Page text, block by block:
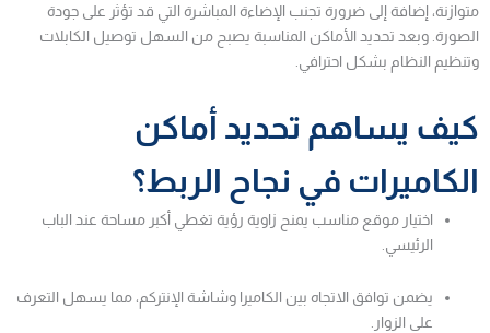
متوازنة، إضافة إلى ضرورة تجنب الإضاءة المباشرة التي قد تؤثر على جودة
الصورة. وبعد تحديد الأماكن المناسبة يصبح من السهل توصيل الكابلات
وتنظيم النظام بشكل احترافي.
كيف يساهم تحديد أماكن
الكاميرات في نجاح الربط؟
اختيار موقع مناسب يمنح زاوية رؤية تغطي أكبر مساحة عند الباب
الرئيسي.
يضمن توافق الاتجاه بين الكاميرا وشاشة الإنتركم، مما يسهل التعرف
على الزوار.